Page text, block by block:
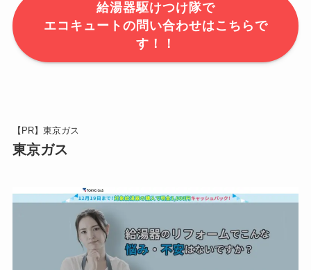
給湯器駆けつけ隊で
エコキュートの問い合わせはこちらで
す！！
【PR】東京ガス
東京ガス